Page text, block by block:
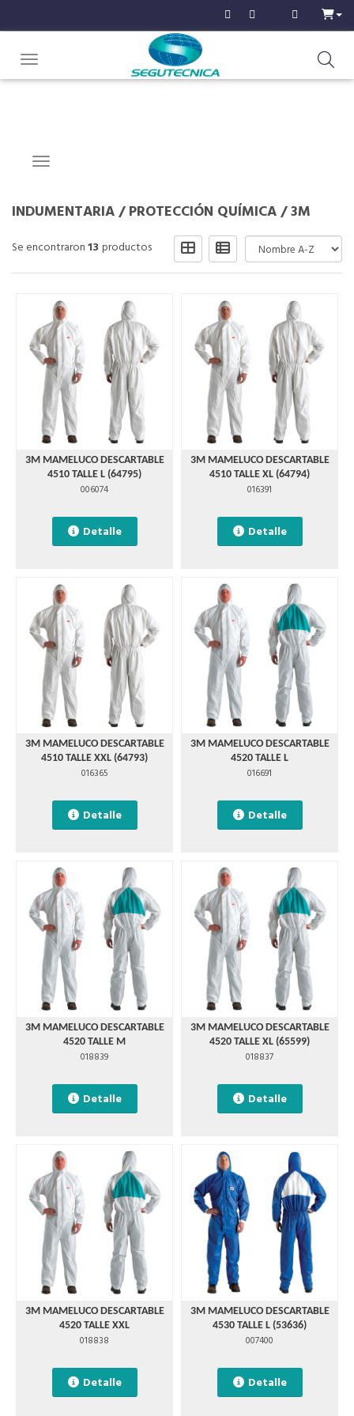
Toggle navigation
Navigation ein-/ausblenden
INDUMENTARIA/PROTECCIÓN QUÍMICA/3M
Se encontraron13 productos
3M MAMELUCO DESCARTABLE
4510 TALLE L (64795)
006074
Detalle
3M MAMELUCO DESCARTABLE
4510 TALLE XL (64794)
016391
Detalle
3M MAMELUCO DESCARTABLE
4510 TALLE XXL (64793)
016365
Detalle
3M MAMELUCO DESCARTABLE
4520 TALLE L
016691
Detalle
3M MAMELUCO DESCARTABLE
4520 TALLE M
018839
Detalle
3M MAMELUCO DESCARTABLE
4520 TALLE XL (65599)
018837
Detalle
3M MAMELUCO DESCARTABLE
4520 TALLE XXL
018838
Detalle
3M MAMELUCO DESCARTABLE
4530 TALLE L (53636)
007400
Detalle